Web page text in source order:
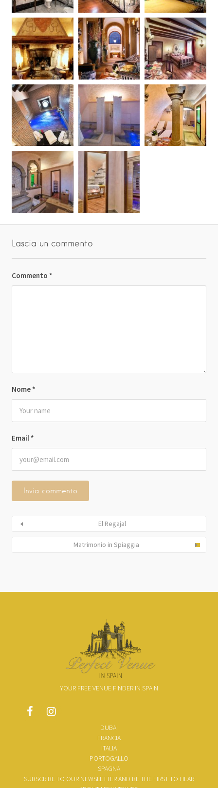
Lascia un commento
Commento *
Nome *
Email *
El Regajal
Matrimonio in Spiaggia
YOUR FREE VENUE FINDER IN SPAIN
DUBAI
FRANCIA
ITALIA
PORTOGALLO
SPAGNA
SUBSCRIBE TO OUR NEWSLETTER AND BE THE FIRST TO HEAR